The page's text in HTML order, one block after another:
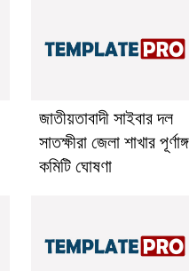
জাতীয়তাবাদী সাইবার দল
সাতক্ষীরা জেলা শাখার পূর্ণাঙ্গ
কমিটি ঘোষণা